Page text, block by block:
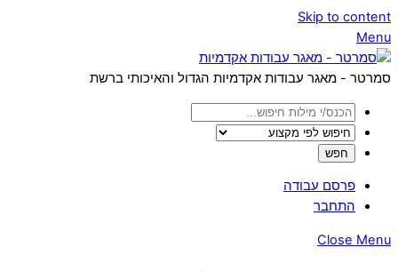
Skip to content
Menu
סמרטר - מאגר עבודות אקדמיות הגדול והאיכותי ברשת
פרסם עבודה
התחבר
Close Menu